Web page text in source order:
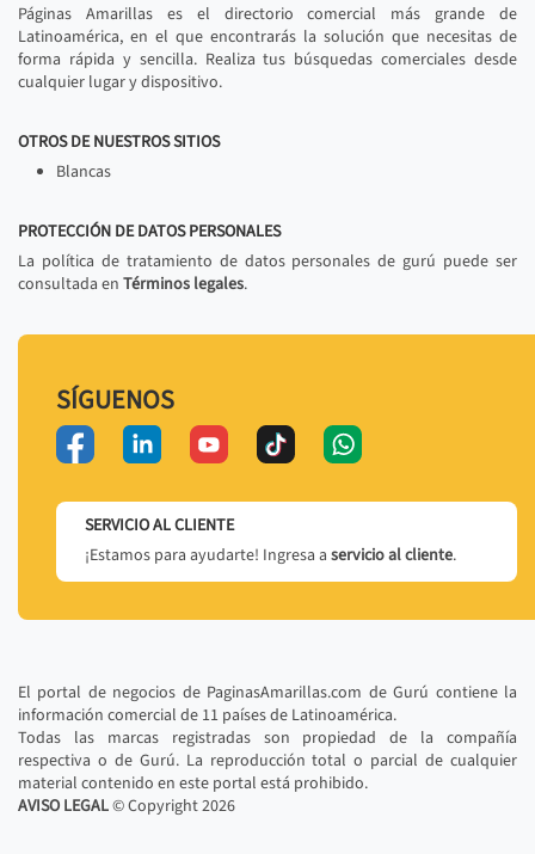
Páginas Amarillas es el directorio comercial más grande de
Latinoamérica, en el que encontrarás la solución que necesitas de
forma rápida y sencilla. Realiza tus búsquedas comerciales desde
cualquier lugar y dispositivo.
OTROS DE NUESTROS SITIOS
Blancas
PROTECCIÓN DE DATOS PERSONALES
La política de tratamiento de datos personales de gurú puede ser
consultada en Términos legales.
SÍGUENOS
SERVICIO AL CLIENTE
¡Estamos para ayudarte! Ingresa a servicio al cliente.
El portal de negocios de PaginasAmarillas.com de Gurú contiene la
información comercial de 11 países de Latinoamérica.
Todas las marcas registradas son propiedad de la compañía
respectiva o de Gurú. La reproducción total o parcial de cualquier
material contenido en este portal está prohibido.
AVISO LEGAL© Copyright2026